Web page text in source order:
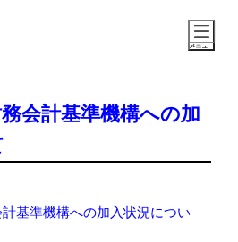
会計基準機構への加
基準機構への加入状況につい